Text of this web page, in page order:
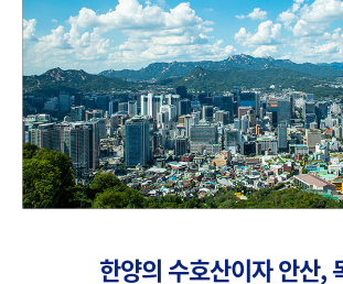
한양의 수호산이자 안산,